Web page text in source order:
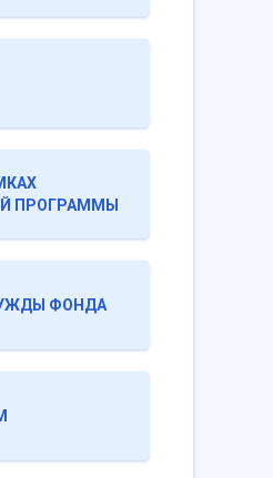
ПРОГРАММЫ
ФОНДА